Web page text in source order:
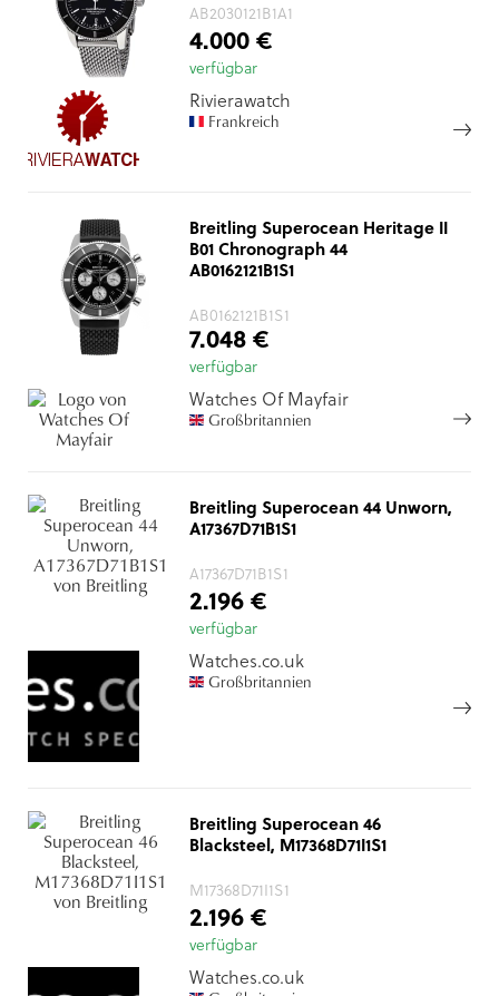
AB2030121B1A1
4.000 €
verfügbar
Rivierawatch
Frankreich
Breitling Superocean Heritage II
B01 Chronograph 44
AB0162121B1S1
AB0162121B1S1
7.048 €
verfügbar
Watches Of Mayfair
Großbritannien
Breitling Superocean 44 Unworn,
A17367D71B1S1
A17367D71B1S1
2.196 €
verfügbar
Watches.co.uk
Großbritannien
Breitling Superocean 46
Blacksteel, M17368D71I1S1
M17368D71I1S1
2.196 €
verfügbar
Watches.co.uk